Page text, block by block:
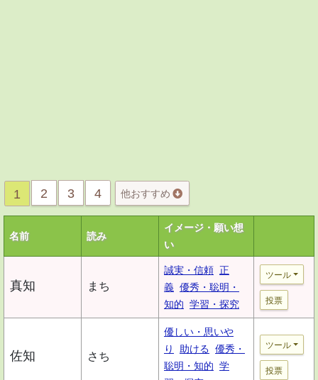
1 2 3 4 他おすすめ
名前 読み
イメージ・願い想
い
真知 まち
誠実・信頼 正
義 優秀・聡明・
知的 学習・探究
ツール
投票
佐知 さち
優しい・思いや
り
助ける 優秀・
聡明・知的 学
ツール
投票